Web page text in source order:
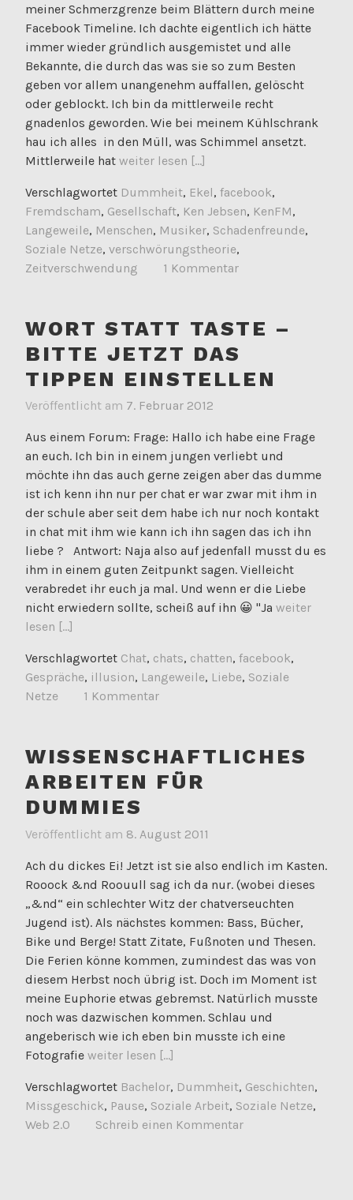
meiner Schmerzgrenze beim Blättern durch meine
Facebook Timeline. Ich dachte eigentlich ich hätte
immer wieder gründlich ausgemistet und alle
Bekannte, die durch das was sie so zum Besten
geben vor allem unangenehm auffallen, gelöscht
oder geblockt. Ich bin da mittlerweile recht
gnadenlos geworden. Wie bei meinem Kühlschrank
hau ich alles in den Müll, was Schimmel ansetzt.
Mittlerweile hat weiter lesen [...]
Verschlagwortet Dummheit, Ekel, facebook,
Fremdscham, Gesellschaft, Ken Jebsen, KenFM,
Langeweile, Menschen, Musiker, Schadenfreunde,
Soziale Netze, verschwörungstheorie,
Zeitverschwendung
1 Kommentar
WORT STATT TASTE –
BITTE JETZT DAS
TIPPEN EINSTELLEN
Veröffentlicht am 7. Februar 2012
Aus einem Forum: Frage: Hallo ich habe eine Frage
an euch. Ich bin in einem jungen verliebt und
möchte ihn das auch gerne zeigen aber das dumme
ist ich kenn ihn nur per chat er war zwar mit ihm in
der schule aber seit dem habe ich nur noch kontakt
in chat mit ihm wie kann ich ihn sagen das ich ihn
liebe ? Antwort: Naja also auf jedenfall musst du es
ihm in einem guten Zeitpunkt sagen. Vielleicht
verabredet ihr euch ja mal. Und wenn er die Liebe
nicht erwiedern sollte, scheiß auf ihn 😀 "Ja weiter
lesen [...]
Verschlagwortet Chat, chats, chatten, facebook,
Gespräche, illusion, Langeweile, Liebe, Soziale
Netze
1 Kommentar
WISSENSCHAFTLICHES
ARBEITEN FÜR
DUMMIES
Veröffentlicht am 8. August 2011
Ach du dickes Ei! Jetzt ist sie also endlich im Kasten.
Rooock &nd Roouull sag ich da nur. (wobei dieses
„&nd“ ein schlechter Witz der chatverseuchten
Jugend ist). Als nächstes kommen: Bass, Bücher,
Bike und Berge! Statt Zitate, Fußnoten und Thesen.
Die Ferien könne kommen, zumindest das was von
diesem Herbst noch übrig ist. Doch im Moment ist
meine Euphorie etwas gebremst. Natürlich musste
noch was dazwischen kommen. Schlau und
angeberisch wie ich eben bin musste ich eine
Fotografie weiter lesen [...]
Verschlagwortet Bachelor, Dummheit, Geschichten,
Missgeschick, Pause, Soziale Arbeit, Soziale Netze,
Web 2.0
Schreib einen Kommentar